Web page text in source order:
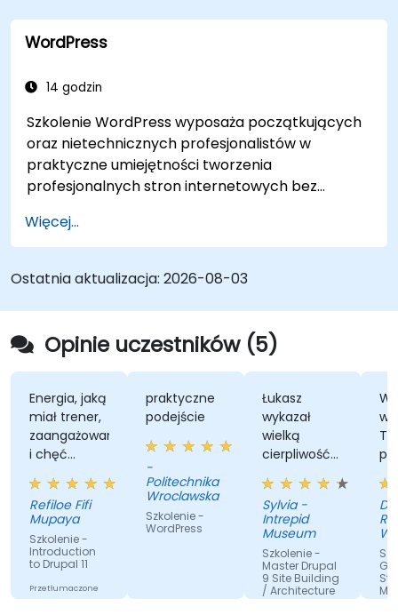
WordPress
14 godzin
Szkolenie WordPress wyposaża początkujących
oraz nietechnicznych profesjonalistów w
praktyczne umiejętności tworzenia
profesjonalnych stron internetowych bez
podstawowe zasady instalacji WordPress,
zarządzania treścią za pomocą wpisów, stron i
mediów oraz opcji konfiguracji. Prezentuje
sprawdzone metody wyboru między
WordPress.com a WordPress.org, wyboru i
dostosowywania motywów, zarządzania
wtyczkami oraz konfiguracji ustawień strony.
Pomaga osobom w tworzeniu i utrzymywaniu
własnych stron internetowych z pewnością
siebie.
Więcej...
Ostatnia aktualizacja: 2026-08-03
Opinie uczestników (5)
jaką
trener,
Fifi
-
Drupal 11
praktyczne
podejście
Politechnika
Wroclawska
Szkolenie -
WordPress
Łukasz
wykazał
wielką
cierpliwość i
dokładnie
odpowiedział
na wszystkie
pytania.
Sylvia -
Intrepid
Museum
Szkolenie -
Master Drupal
9 Site Building
/ Architecture
wiedza
Trenera,
sposób
Donata
spolka z
Szkolenie
Getting
Started
Magento